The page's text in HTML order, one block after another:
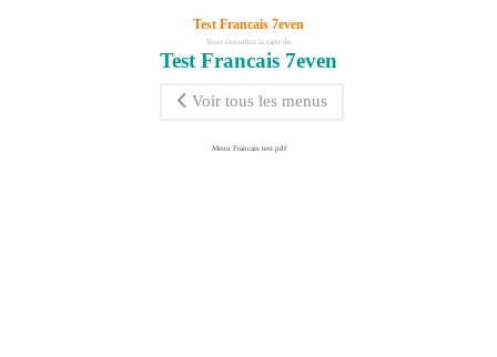
Test Francais 7even
Vous consultez la carte de
Test Francais 7even
Voir tous les menus
Menu Francais test.pdf